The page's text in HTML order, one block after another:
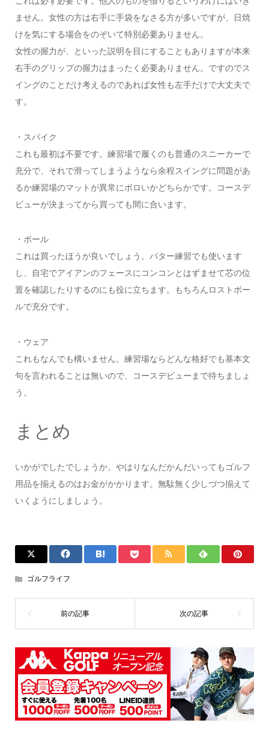
ません。女性の方は右手に手袋をなさる方が多いですが、日焼
けを気にする場合をのぞいて特別必要ありません。
女性の握力が、といった説明を目にすることもありますが本来
右手のグリップの握力はまったく必要ありません。ですのでス
イングのことだけ考えるのであれば女性も左手だけで大丈夫で
す。
・スパイク
これも最初は不要です。練習場で履くのも普通のスニーカーで
充分で、それで滑ってしまうようなら余程スイングに問題があ
るか練習場のマットが異常にボロいかどちらかです。コースデ
ビューが決まってから買っても間に合います。
・ボール
これは買ったほうが良いでしょう。パター練習でも使います
し、自宅でアイアンのフェースにコンコンとはずませて芯の位
置を確認したりするのにも役に立ちます。もちろんロストボー
ルで充分です。
・ウェア
これもなんでも構いません。練習場ならどんな格好でも基本文
句を言われることは無いので、コースデビューまで待ちましょ
う。
まとめ
いかがでしたでしょうか。やはりなんだかんだいってもゴルフ
用品を揃えるのはお金がかかります。無駄無く少しづつ揃えて
いくようにしましょう。
ゴルフライフ